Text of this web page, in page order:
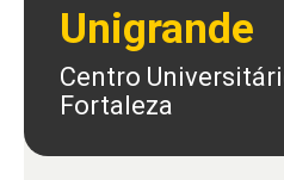
Unigrande
Centro
Fortaleza